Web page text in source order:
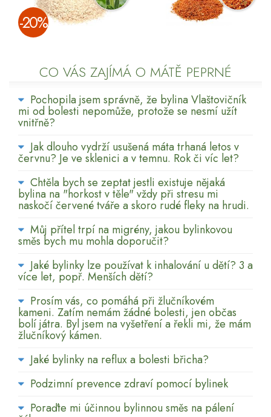
­-20%
CO VÁS ZAJÍMÁ O MÁTĚ PEPRNÉ
Pochopila jsem správně, že bylina Vlaštovičník
mi od bolesti nepomůže, protože se nesmí užít
vnitřně?
Jak dlouho vydrží usušená máta trhaná letos v
červnu? Je ve sklenici a v temnu. Rok či víc let?
Chtěla bych se zeptat jestli existuje nějaká
bylina na "horkost v těle" vždy při stresu mi
naskočí červené tváře a skoro rudé fleky na hrudi.
Můj přítel trpí na migrény, jakou bylinkovou
směs bych mu mohla doporučit?
Jaké bylinky lze používat k inhalování u dětí? 3 a
více let, popř. Menších dětí?
Prosím vás, co pomáhá při žlučníkovém
kameni. Zatím nemám žádné bolesti, jen občas
bolí játra. Byl jsem na vyšetření a řekli mi, že mám
žlučníkový kámen.
Jaké bylinky na reflux a bolesti břicha?
Podzimní prevence zdraví pomocí bylinek
Poraďte mi účinnou bylinnou směs na pálení